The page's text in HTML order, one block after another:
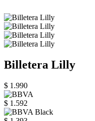
Billetera Lilly
$ 1.990
$ 1.592